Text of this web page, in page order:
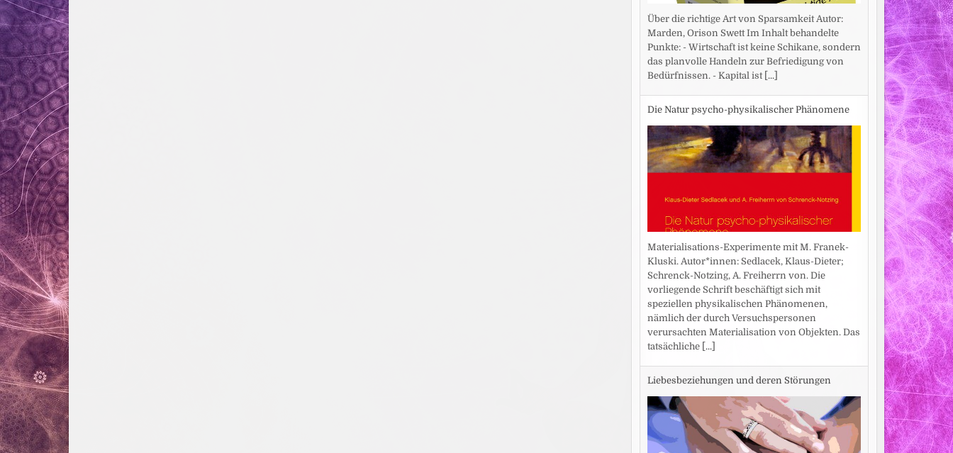
Über die richtige Art von Sparsamkeit Autor:
Marden, Orison Swett Im Inhalt behandelte
Punkte: - Wirtschaft ist keine Schikane, sondern
das planvolle Handeln zur Befriedigung von
Bedürfnissen. - Kapital ist [...]
Die Natur psycho-physikalischer Phänomene
Materialisations-Experimente mit M. Franek-
Kluski. Autor*innen: Sedlacek, Klaus-Dieter;
Schrenck-Notzing, A. Freiherrn von. Die
vorliegende Schrift beschäftigt sich mit
speziellen physikalischen Phänomenen,
nämlich der durch Versuchspersonen
verursachten Materialisation von Objekten. Das
tatsächliche [...]
Liebesbeziehungen und deren Störungen